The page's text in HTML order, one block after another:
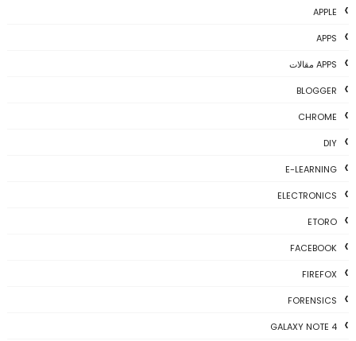
APPLE
APPS
APPS مقالات
BLOGGER
CHROME
DIY
E-LEARNING
ELECTRONICS
ETORO
FACEBOOK
FIREFOX
FORENSICS
GALAXY NOTE 4